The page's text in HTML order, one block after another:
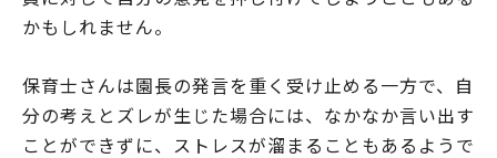
かもしれません。
保育士さんは園長の発言を重く受け止める一方で、自
分の考えとズレが生じた場合には、なかなか言い出す
ことができずに、ストレスが溜まることもあるようで